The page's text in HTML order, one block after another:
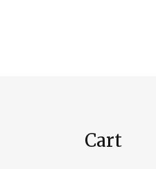
Cart